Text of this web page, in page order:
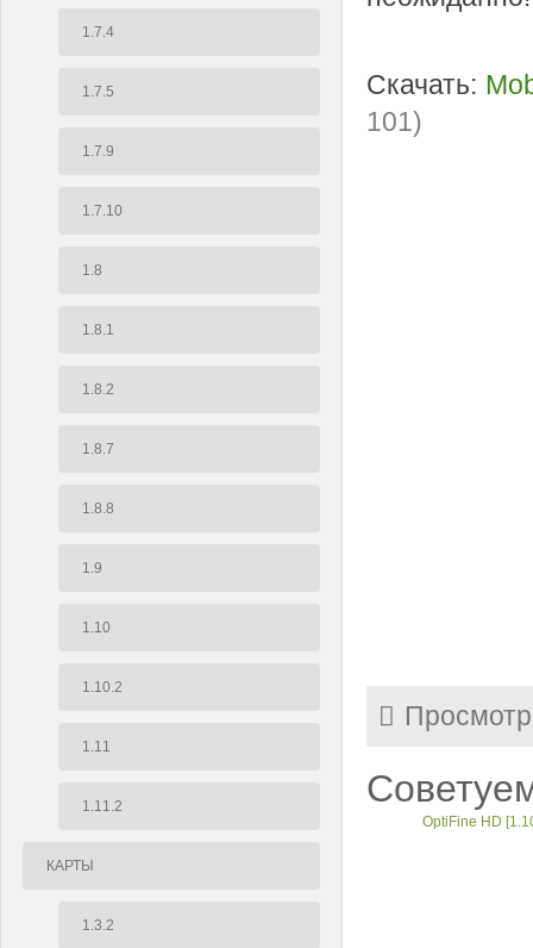
1.7.4
1.7.5
1.7.9
1.7.10
1.8
1.8.1
1.8.2
1.8.7
1.8.8
1.9
1.10
1.10.2
1.11
1.11.2
КАРТЫ
1.3.2
Скачать:
101)
OptiFine HD